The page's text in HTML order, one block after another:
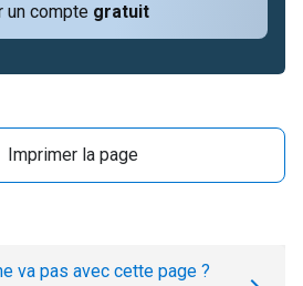
un compte gratuit
Imprimer la page
va pas avec cette page ?